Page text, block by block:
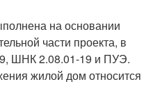
на основании
части проекта, в
ШНК 2.08.01-19 и ПУЭ.
жилой дом относится